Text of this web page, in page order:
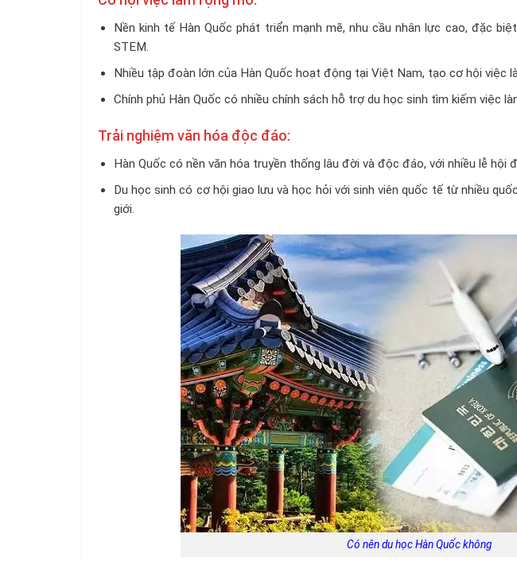
Nền kinh tế Hàn Quốc phát triển mạnh mẽ, nhu cầu nhân lực cao, đặc
STEM.
Nhiều tập đoàn lớn của Hàn Quốc hoạt động tại Việt Nam, tạo cơ hội việc
Chính phủ Hàn Quốc có nhiều chính sách hỗ trợ du học sinh tìm kiếm việc
Trải nghiệm văn hóa độc đáo:
Hàn Quốc có nền văn hóa truyền thống lâu đời và độc đáo, với nhiều lễ hội
Du học sinh có cơ hội giao lưu và học hỏi với sinh viên quốc tế từ nhiều
giới.
Có nên du học Hàn Quốc không